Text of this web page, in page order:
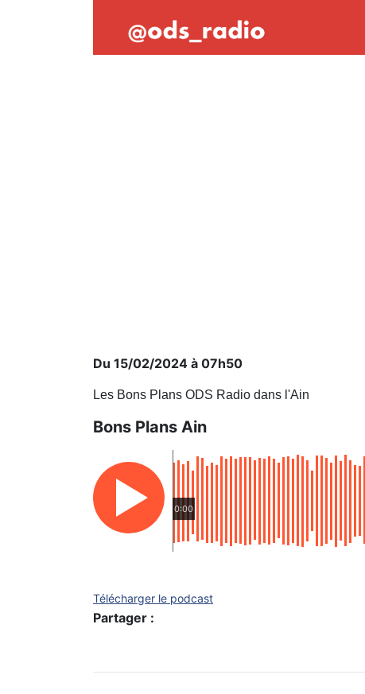
Du 15/02/2024 à 07h50
Les Bons Plans ODS Radio dans l'Ain
Bons Plans Ain
0:00
Télécharger le podcast
Partager :